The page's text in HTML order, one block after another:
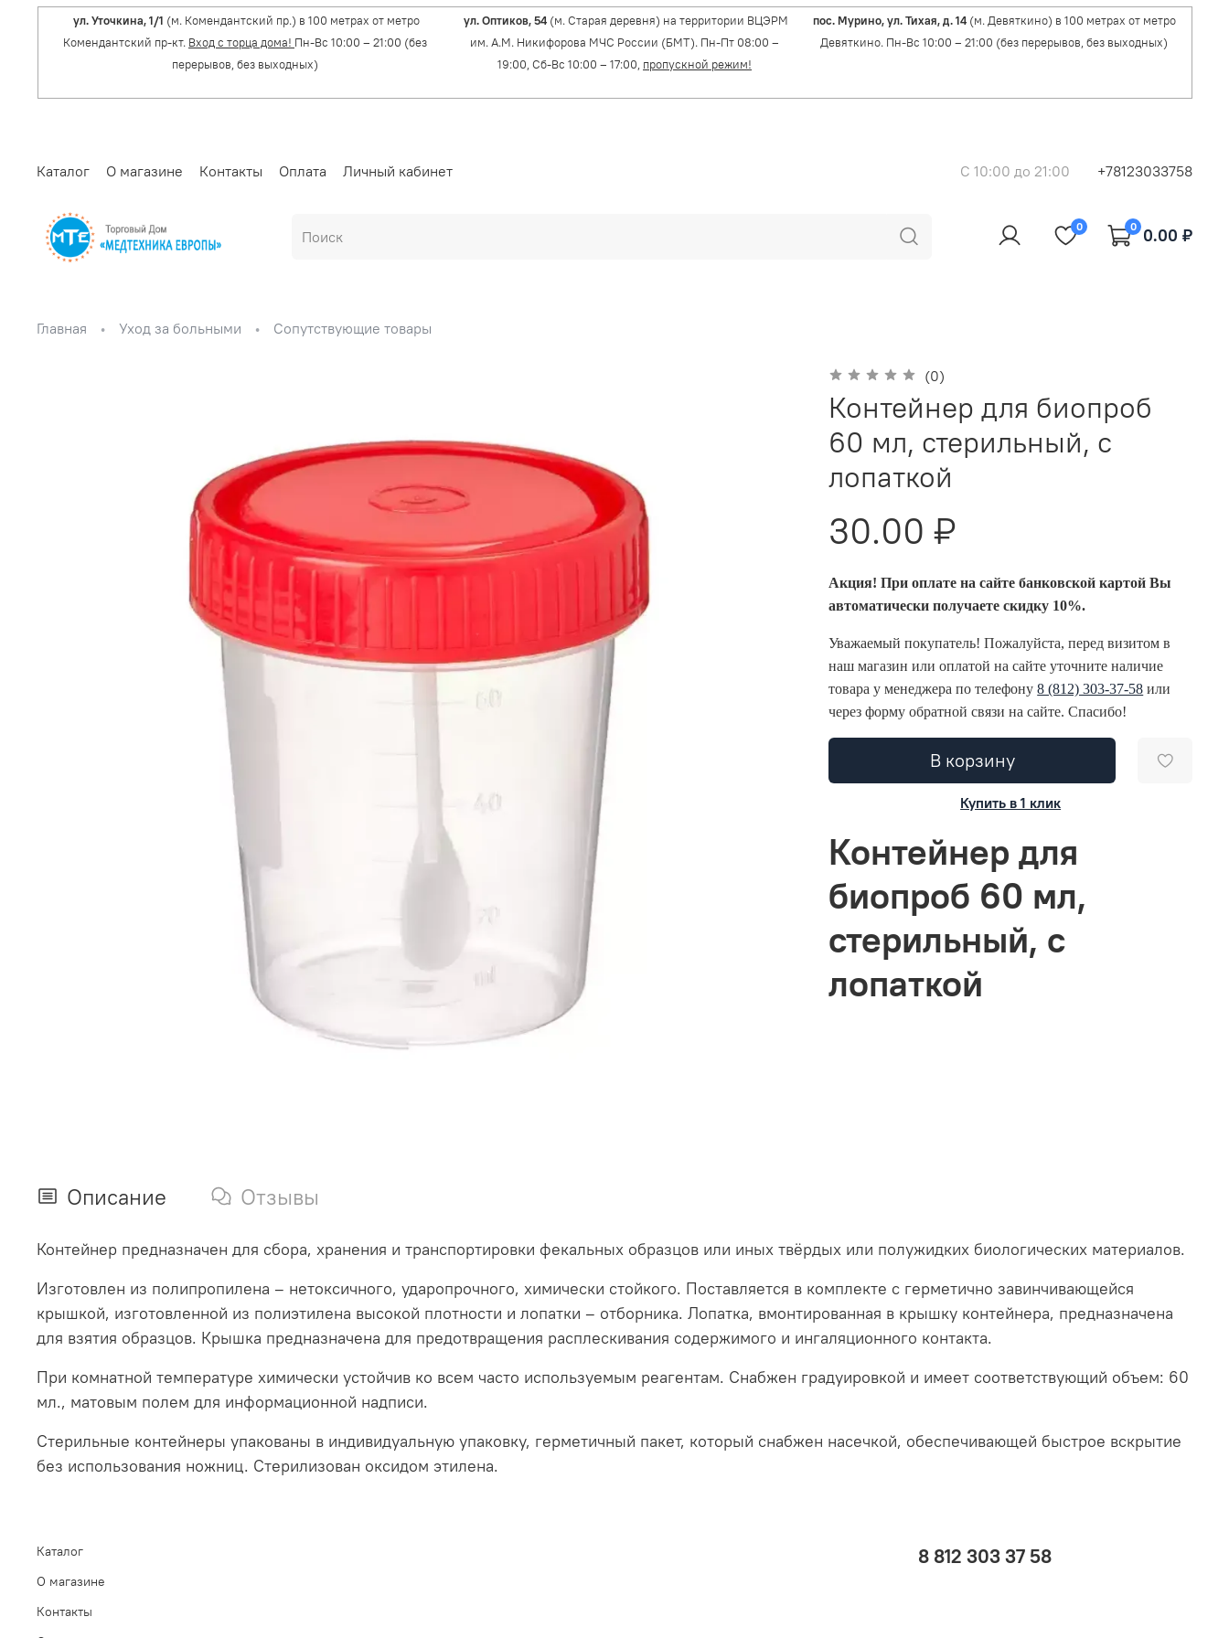
ул. Уточкина, 1/1 (м. Комендантский пр.) в 100 метрах от метро
Комендантский пр-кт. Вход с торца дома! Пн-Вс 10:00 – 21:00 (без
перерывов, без выходных)
ул. Оптиков, 54 (м. Старая деревня) на территории ВЦЭРМ
им. А.М. Никифорова МЧС России (БМТ). Пн-Пт 08:00 –
19:00, Сб-Вс 10:00 – 17:00, пропускной режим!
пос. Мурино, ул. Тихая, д. 14(м. Девяткино) в 100 метрах от метро
Девяткино. Пн-Вс 10:00 – 21:00 (без перерывов, без выходных)
Каталог О магазине Контакты Оплата Личный кабинет C 10:00 до 21:00 +78123033758
0 0 0.00 ₽
Главная Уход за больными Сопутствующие товары
(0)
Контейнер для биопроб
60 мл, стерильный, с
лопаткой
30.00 ₽
Акция! При оплате на сайте банковской картой Вы
автоматически получаете скидку 10%.
Уважаемый покупатель! Пожалуйста, перед визитом в
наш магазин или оплатой на сайте уточните наличие
товара у менеджера по телефону8 (812) 303-37-58 или
через форму обратной связи на сайте. Спасибо!
В корзину
Купить в 1 клик
Контейнер для
биопроб 60 мл,
стерильный, с
лопаткой
Описание Отзывы
Контейнер предназначен для сбора, хранения и транспортировки фекальных образцов или иных твёрдых или полужидких биологических материалов.
Изготовлен из полипропилена – нетоксичного, ударопрочного, химически стойкого. Поставляется в комплекте с герметично завинчивающейся
крышкой, изготовленной из полиэтилена высокой плотности и лопатки – отборника. Лопатка, вмонтированная в крышку контейнера, предназначена
для взятия образцов. Крышка предназначена для предотвращения расплескивания содержимого и ингаляционного контакта.
При комнатной температуре химически устойчив ко всем часто используемым реагентам. Снабжен градуировкой и имеет соответствующий объем: 60
мл., матовым полем для информационной надписи.
Стерильные контейнеры упакованы в индивидуальную упаковку, герметичный пакет, который снабжен насечкой, обеспечивающей быстрое вскрытие
без использования ножниц. Стерилизован оксидом этилена.
Каталог
О магазине
Контакты
8 812 303 37 58